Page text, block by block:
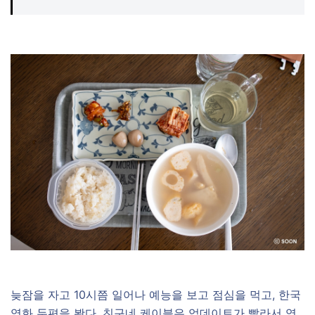
늦잠을 자고 10시쯤 일어나 예능을 보고 점심을 먹고, 한국